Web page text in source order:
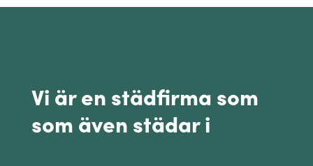
Vi är en städfirma som
som även städar i